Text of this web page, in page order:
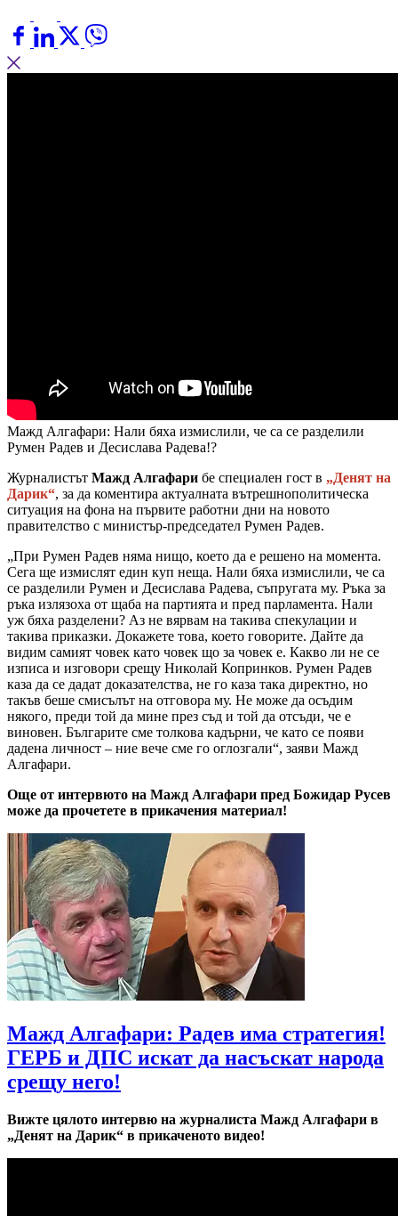
Мажд Алгафари: Нали бяха измислили, че са се разделили
Румен Радев и Десислава Радева!?
Журналистът Мажд Алгафари бе специален гост в „Денят на
Дарик“, за да коментира актуалната вътрешнополитическа
ситуация на фона на първите работни дни на новото
правителство с министър-председател Румен Радев.
„При Румен Радев няма нищо, което да е решено на момента.
Сега ще измислят един куп неща. Нали бяха измислили, че са
се разделили Румен и Десислава Радева, съпругата му. Ръка за
ръка излязоха от щаба на партията и пред парламента. Нали
уж бяха разделени? Аз не вярвам на такива спекулации и
такива приказки. Докажете това, което говорите. Дайте да
видим самият човек като човек що за човек е. Какво ли не се
изписа и изговори срещу Николай Копринков. Румен Радев
каза да се дадат доказателства, не го каза така директно, но
такъв беше смисълът на отговора му. Не може да осъдим
някого, преди той да мине през съд и той да отсъди, че е
виновен. Българите сме толкова кадърни, че като се появи
дадена личност – ние вече сме го оглозгали“, заяви Мажд
Алгафари.
Още от интервюто на Мажд Алгафари пред Божидар Русев
може да прочетете в прикачения материал!
Мажд Алгафари: Радев има стратегия!
ГЕРБ и ДПС искат да насъскат народа
срещу него!
Вижте цялото интервю на журналиста Мажд Алгафари в
„Денят на Дарик“ в прикаченото видео!